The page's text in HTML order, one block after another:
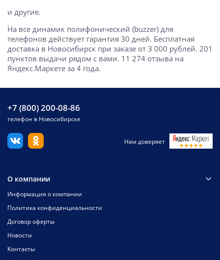
и другие.
На все динамик полифонический (buzzer) для
телефонов действует гарантия 30 дней. Бесплатная
доставка в Новосибирск при заказе от 3 000 рублей. 201
пунктов выдачи рядом с вами. 11 274 отзыва на
Яндекс.Маркете за 4 года.
+7 (800) 200-08-86
телефон в Новосибирске
Нам доверяет
О компании
Информация о компании
Политика конфиденциальности
Договор оферты
Новости
Контакты